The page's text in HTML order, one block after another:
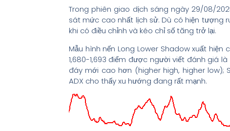
Trong phiên giao dịch sáng ngày 29/08/
sát mức cao nhất lịch sử. Dù có hiện tượng
khi có điều chỉnh và kéo chỉ số tăng trở lại.
Mẫu hình nến Long Lower Shadow xuất
1,680-1,693 điểm được người viết đánh giá
đáy mới cao hơn (higher high, higher
ADX cho thấy xu hướng đang rất mạnh.